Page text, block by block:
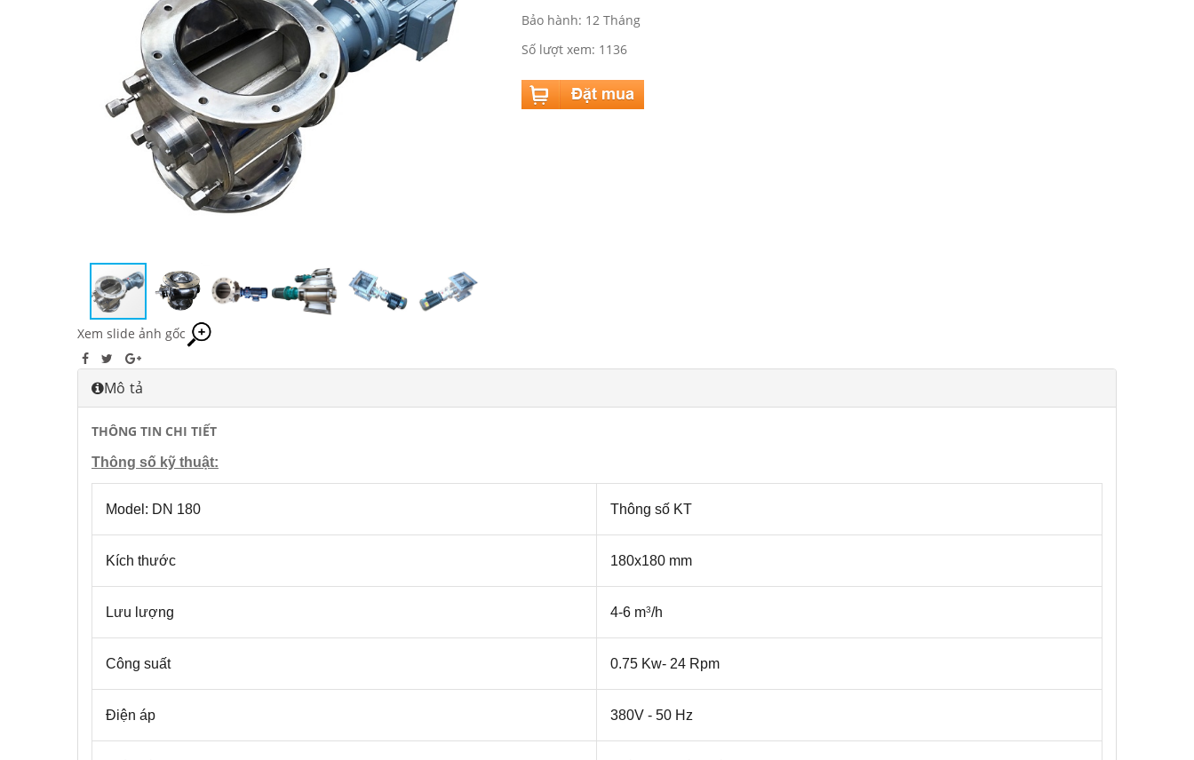
Xem slide ảnh gốc
Bảo hành: 12 Tháng
Số lượt xem: 1136
Mô tả
THÔNG TIN CHI TIẾT
Thông số kỹ thuật:
Model: DN 180 Thông số KT
Kích thước 180x180 mm
Lưu lượng 4-6 m3/h
Công suất 0.75 Kw- 24 Rpm
Điện áp 380V - 50 Hz